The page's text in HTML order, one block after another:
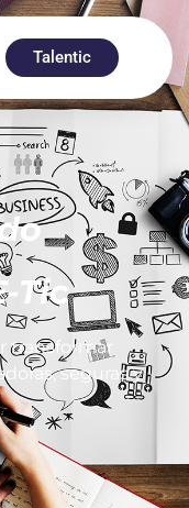
Talentic
Tic
transformar
seguras y